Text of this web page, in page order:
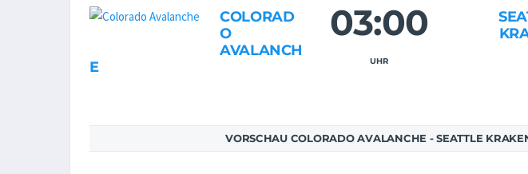
COLORAD
O
AVALANCH
E
03:00
UHR
VORSCHAU COLORADO AVALANCHE - SEATTLE